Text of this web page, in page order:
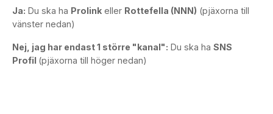
Ja: Du ska ha Prolink eller Rottefella (NNN) (pjäxorna till
vänster nedan)
Nej, jag har endast 1 större "kanal": Du ska ha SNS
Profil (pjäxorna till höger nedan)